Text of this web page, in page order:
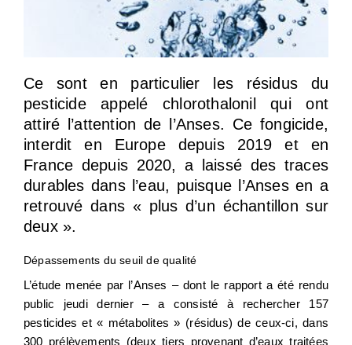
Ce sont en particulier les résidus du
pesticide appelé chlorothalonil qui ont
attiré l’attention de l’Anses. Ce fongicide,
interdit en Europe depuis 2019 et en
France depuis 2020, a laissé des traces
durables dans l’eau, puisque l’Anses en a
retrouvé dans « plus d’un échantillon sur
deux ».
Dépassements du seuil de qualité
L’étude menée par l’Anses –dont le rapport a été rendu
public jeudi dernier– a consisté à rechercher 157
pesticides et « métabolites » (résidus) de ceux-ci, dans
300 prélèvements (deux tiers provenant d’eaux traitées